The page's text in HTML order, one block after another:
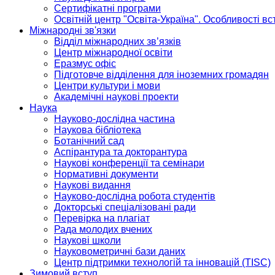
Сертифікатні програми
Освітній центр "Освіта-Україна". Особливості
Міжнародні зв'язки
Відділ міжнародних зв’язків
Центр міжнародної освіти
Еразмус офіс
Підготовче відділення для іноземних громадян
Центри культури і мови
Академічні наукові проекти
Наука
Науково-дослідна частина
Наукова бібліотека
Ботанічний сад
Аспірантура та докторантура
Наукові конференції та семінари
Нормативні документи
Наукові видання
Науково-дослідна робота студентів
Докторські спеціалізовані ради
Перевірка на плагіат
Рада молодих вчених
Наукові школи
Науковометричні бази даних
Центр підтримки технологій та інновацій (TISC)